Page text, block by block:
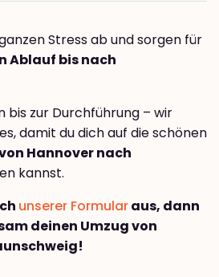
Stress ab und sorgen für
Ablauf bis nach
bis zur Durchführung – wir
damit du dich auf die schönen
Hannover nach
kannst.
unserer Formularaus, dann
deinen Umzug von